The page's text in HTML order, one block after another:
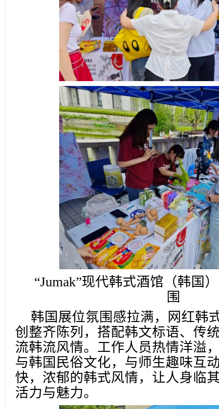
“Jumak”现代韩式酒馆（韩国
围
韩国展位氛围感拉满，网红韩
创整齐陈列，搭配韩文标语、传
流韩流风情。工作人员热情洋溢
与韩国民俗文化，与师生趣味互
快，浓郁的韩式风情，让人身临
活力与魅力。